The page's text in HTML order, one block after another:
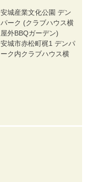
安城産業文化公園 デン
パーク (クラブハウス横
屋外BBQガーデン)
安城市赤松町梶1 デンパ
ーク内クラブハウス横